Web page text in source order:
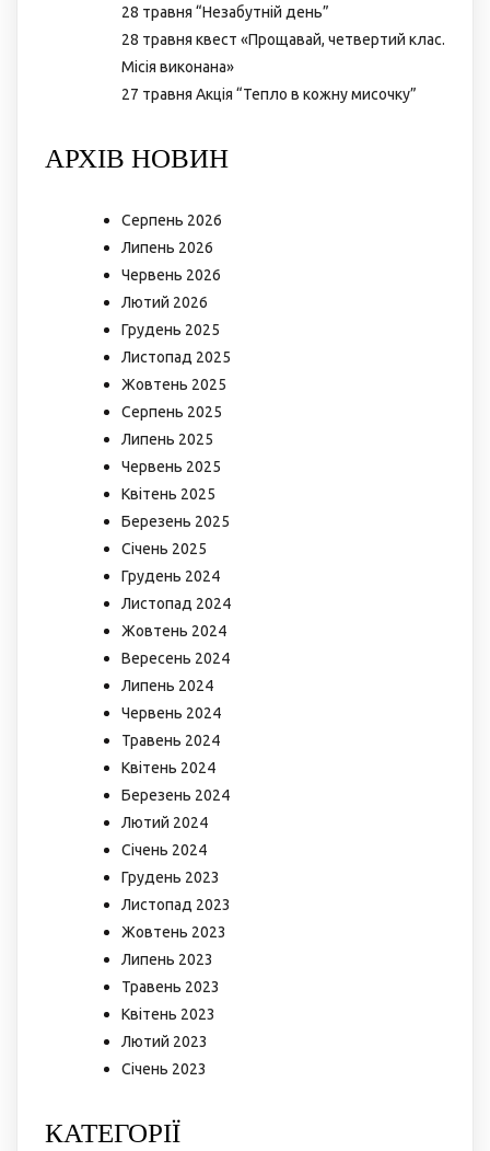
28 травня “Незабутній день”
28 травня квест «Прощавай, четвертий клас.
Місія виконана»
27 травня Акція “Тепло в кожну мисочку”
АРХІВ НОВИН
Серпень 2026
Липень 2026
Червень 2026
Лютий 2026
Грудень 2025
Листопад 2025
Жовтень 2025
Серпень 2025
Липень 2025
Червень 2025
Квітень 2025
Березень 2025
Січень 2025
Грудень 2024
Листопад 2024
Жовтень 2024
Вересень 2024
Липень 2024
Червень 2024
Травень 2024
Квітень 2024
Березень 2024
Лютий 2024
Січень 2024
Грудень 2023
Листопад 2023
Жовтень 2023
Липень 2023
Травень 2023
Квітень 2023
Лютий 2023
Січень 2023
КАТЕГОРІЇ